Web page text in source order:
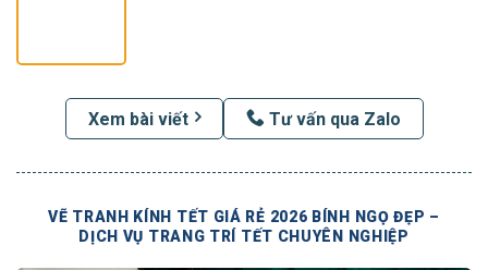
Xem bài viết Tư vấn qua Zalo
VẼ TRANH KÍNH TẾT GIÁ RẺ 2026 BÍNH NGỌ ĐẸP –
DỊCH VỤ TRANG TRÍ TẾT CHUYÊN NGHIỆP